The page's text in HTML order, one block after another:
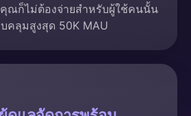
คุณก็ไม่ต้องจ่ายสำหรับผู้ใช้คนนั้น
คลุมสูงสุด 50K MAU